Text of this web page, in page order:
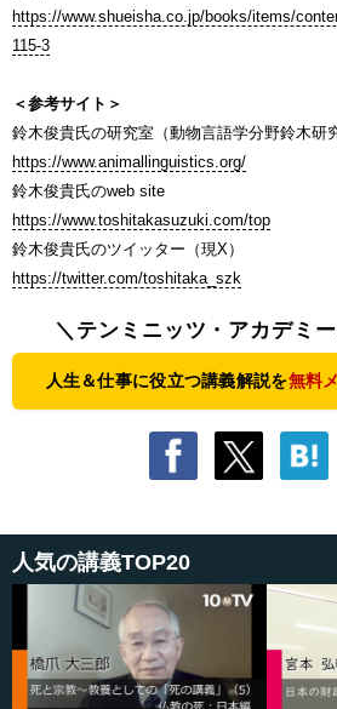
https://www.shueisha.co.jp/books/items/
115-3
＜参考サイト＞
鈴木俊貴氏の研究室（動物言語学分野鈴木研
https://www.animallinguistics.org/
鈴木俊貴氏のweb site
https://www.toshitakasuzuki.com/top
鈴木俊貴氏のツイッター（現X）
https://twitter.com/toshitaka_szk
＼テンミニッツ・アカデミ
人生＆仕事に役立つ講義解説を無料
人気の講義TOP20